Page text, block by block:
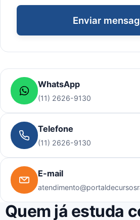
Enviar
WhatsApp
(11) 2626-9130
Telefone
(11) 2626-9130
E-mail
Quem já estuda